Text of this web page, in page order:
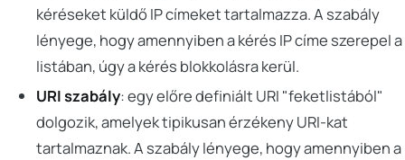
kéréseket küldő IP címeket tartalmazza. A szabály
lényege, hogy amennyiben a kérés IP címe szerepel a
listában, úgy a kérés blokkolásra kerül.
URI szabály: egy előre definiált URI "feketlistából"
dolgozik, amelyek tipikusan érzékeny URI-kat
tartalmaznak. A szabály lényege, hogy amennyiben a